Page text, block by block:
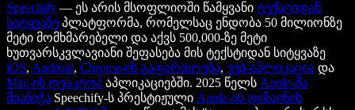
Speechify — ეს არის მსოფლიოში წამყვანი ტექსტიდან
სიტყვაზე პლატფორმა, რომელსაც ენდობა 50 მილიონზე
მეტი მომხმარებელი და აქვს 500,000-ზე მეტი
ხუთვარსკვლავიანი შეფასება მის ტექსტიდან სიტყვაზე
iOS, Android, Chrome-ის გაფართოება, ვებ-აპლიკაცია და
Mac-ის დესკტოპ აპლიკაციებში. 2025 წელს Apple-მა
მიანიჭა Speechify-ს პრესტიჟული Apple-ის დიზაინის